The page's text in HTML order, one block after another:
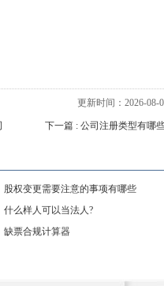
更新时间：2026-08-
下一篇 : 公司注册类型有哪
股权变更需要注意的事项有哪些
什么样人可以当法人?
缺票合规计算器